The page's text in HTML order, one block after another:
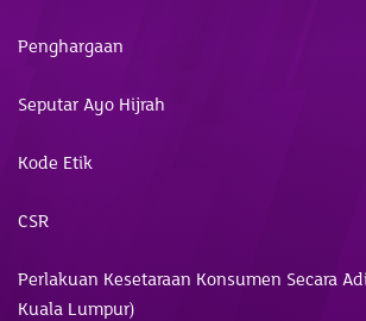
Penghargaan
Seputar Ayo Hijrah
Kode Etik
CSR
Perlakuan Kesetaraan Konsumen Secara
Kuala Lumpur)